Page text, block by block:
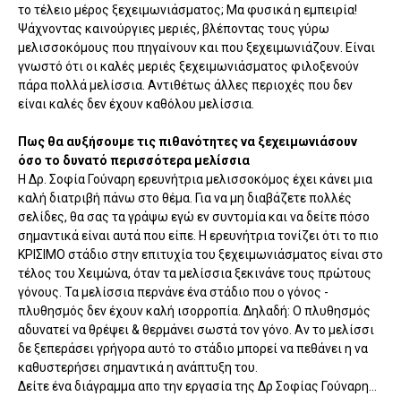
το τέλειο μέρος ξεχειμωνιάσματος; Μα φυσικά η εμπειρία!
Ψάχνοντας καινούργιες μεριές, βλέποντας τους γύρω
μελισσοκόμους που πηγαίνουν και που ξεχειμωνιάζουν. Είναι
γνωστό ότι οι καλές μεριές ξεχειμωνιάσματος φιλοξενούν
πάρα πολλά μελίσσια. Αντιθέτως άλλες περιοχές που δεν
είναι καλές δεν έχουν καθόλου μελίσσια.
Πως θα αυξήσουμε τις πιθανότητες να ξεχειμωνιάσουν
όσο το δυνατό περισσότερα μελίσσια
Η Δρ. Σοφία Γούναρη ερευνήτρια μελισσοκόμος έχει κάνει μια
καλή διατριβή πάνω στο θέμα. Για να μη διαβάζετε πολλές
σελίδες, θα σας τα γράψω εγώ εν συντομία και να δείτε πόσο
σημαντικά είναι αυτά που είπε. Η ερευνήτρια τονίζει ότι το πιο
ΚΡΙΣΙΜΟ στάδιο στην επιτυχία του ξεχειμωνιάσματος είναι στο
τέλος του Χειμώνα, όταν τα μελίσσια ξεκινάνε τους πρώτους
γόνους. Τα μελίσσια περνάνε ένα στάδιο που ο γόνος -
πλυθησμός δεν έχουν καλή ισορροπία. Δηλαδή: Ο πλυθησμός
αδυνατεί να θρέψει & θερμάνει σωστά τον γόνο. Αν το μελίσσι
δε ξεπεράσει γρήγορα αυτό το στάδιο μπορεί να πεθάνει η να
καθυστερήσει σημαντικά η ανάπτυξη του.
Δείτε ένα διάγραμμα απο την εργασία της Δρ Σοφίας Γούναρη...